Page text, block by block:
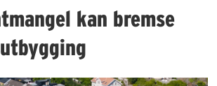
kan bremse